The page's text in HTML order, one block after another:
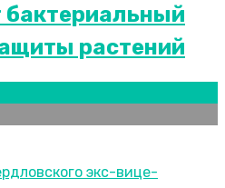
бактериальный
растений